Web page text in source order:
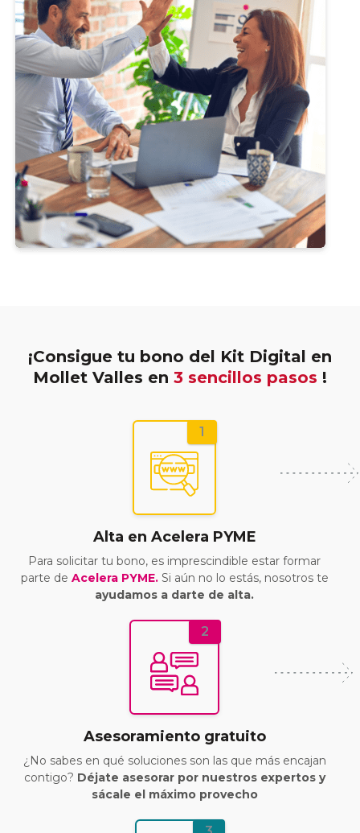
¡Consigue tu bono del Kit Digital en
Mollet Valles en 3 sencillos pasos !
Alta en Acelera PYME
Para solicitar tu bono, es imprescindible estar formar
parte de Acelera PYME. Si aún no lo estás, nosotros te
ayudamos a darte de alta.
1
Asesoramiento gratuito
¿No sabes en qué soluciones son las que más encajan
contigo? Déjate asesorar por nuestros expertos y
sácale el máximo provecho
2